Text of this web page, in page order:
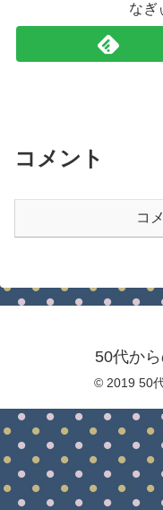
なぎ
コメント
コ
50代か
© 2019 50